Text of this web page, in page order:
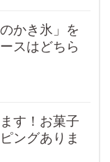
かき氷」を
スはどちら
す！お菓子
ングありま